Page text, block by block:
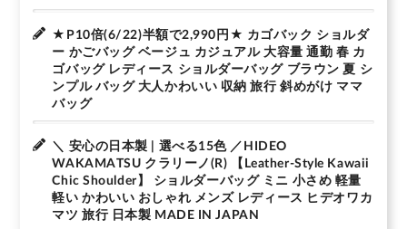
★P10倍(6/22)半額で2,990円★ カゴバック ショルダ
ー かごバッグ ベージュ カジュアル 大容量 通勤 春 カ
ゴバッグ レディース ショルダーバッグ ブラウン 夏 シ
ンプル バッグ 大人かわいい 収納 旅行 斜めがけ ママ
バッグ
＼ 安心の日本製 | 選べる15色 ／HIDEO
WAKAMATSU クラリーノ(R) 【Leather-Style Kawaii
Chic Shoulder】 ショルダーバッグ ミニ 小さめ 軽量
軽い かわいい おしゃれ メンズ レディース ヒデオワカ
マツ 旅行 日本製 MADE IN JAPAN